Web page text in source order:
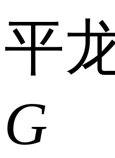
平
G